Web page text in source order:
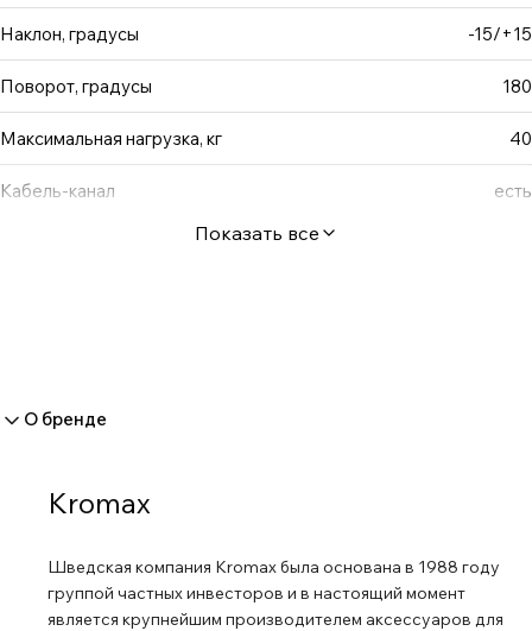
пластине, позволят скрыть металлические части
кронштейна и придать конструкции элегантный
Наклон, градусы -15/+15
Поворот, градусы 180
Максимальная нагрузка, кг 40
Кабель-канал есть
Показать все
О бренде
Kromax
Шведская компания Kromax была основана в 1988 году
группой частных инвесторов и в настоящий момент
является крупнейшим производителем аксессуаров для